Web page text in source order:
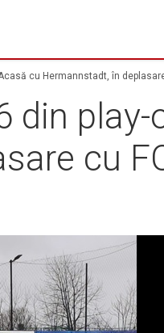
cu Hermannstadt, în
din
cu